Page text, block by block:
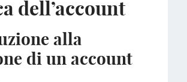
dell’account
alla
di un account